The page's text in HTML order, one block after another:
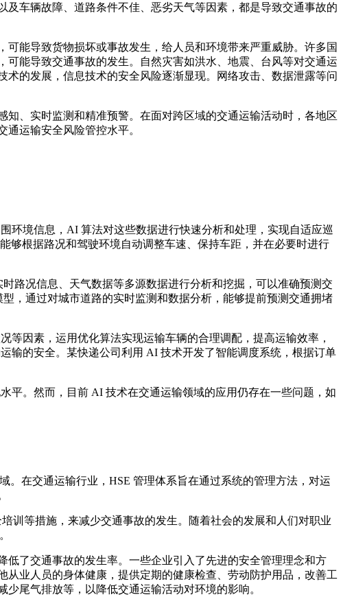
车辆故障、道路条件不佳、恶劣天气等因素，都是导致交通事故的
能导致货物损坏或事故发生，给人员和环境带来严重威胁。许多国
能导致交通事故的发生。自然灾害如洪水、地震、台风等对交通运
的发展，信息技术的安全风险逐渐显现。网络攻击、数据泄露等问
、实时监测和精准预警。在面对跨区域的交通运输活动时，各地区
运输安全风险管控水平。
环境信息，AI 算法对这些数据进行快速分析和处理，实现自适应巡
够根据路况和驾驶环境自动调整车速、保持车距，并在必要时进行
路况信息、天气数据等多源数据进行分析和挖掘，可以准确预测交
，通过对城市道路的实时监测和数据分析，能够提前预测交通拥堵
因素，运用优化算法实现运输车辆的合理调配，提高运输效率，
输的安全。某快递公司利用 AI 技术开发了智能调度系统，根据订单
平。然而，目前 AI 技术在交通运输领域的应用仍存在一些问题，如
在交通运输行业，HSE 管理体系旨在通过系统的管理方法，对运
训等措施，来减少交通事故的发生。随着社会的发展和人们对职业
了交通事故的发生率。一些企业引入了先进的安全管理理念和方
业人员的身体健康，提供定期的健康检查、劳动防护用品，改善工
尾气排放等，以降低交通运输活动对环境的影响。